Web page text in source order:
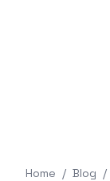
Home / Blog /